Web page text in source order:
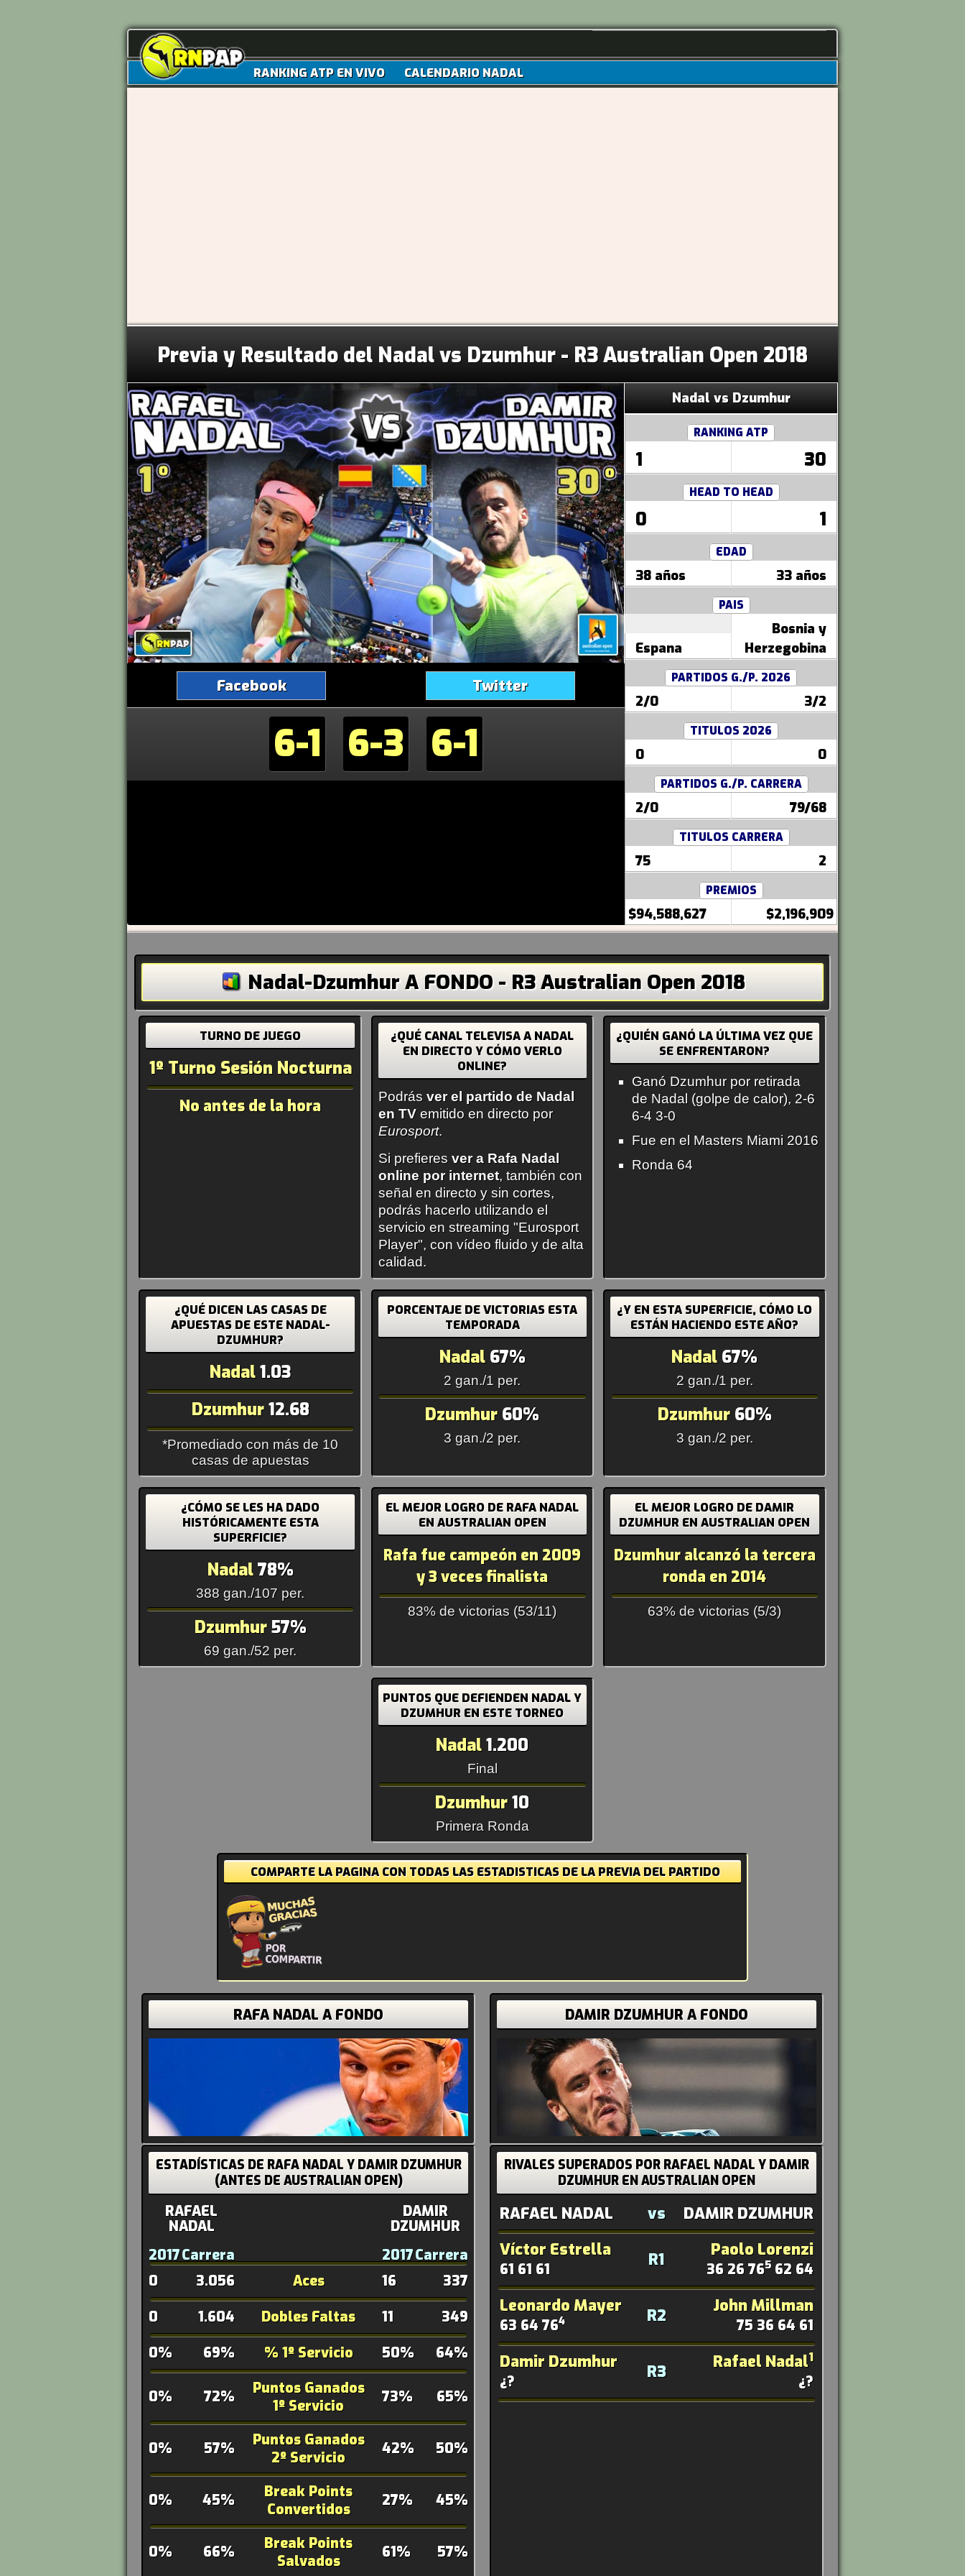
RANKING ATP EN VIVO CALENDARIO NADAL
Previa y Resultado del Nadal vs Dzumhur - R3 Australian Open 2018
Nadal vs Dzumhur
RANKING ATP
1 30
HEAD TO HEAD
0 1
EDAD
38 años 33 años
PAIS
Espana
Bosnia y
Herzegobina
PARTIDOS G./P. 2026
2/0 3/2
TITULOS 2026
0 0
PARTIDOS G./P. CARRERA
2/0 79/68
TITULOS CARRERA
75 2
PREMIOS
$94,588,627 $2,196,909
Facebook Twitter
6-1 6-3 6-1
Nadal-Dzumhur A FONDO - R3 Australian Open 2018
TURNO DE JUEGO
1º Turno Sesión Nocturna
No antes de la hora
¿QUÉ CANAL TELEVISA A NADAL
EN DIRECTO Y CÓMO VERLO
ONLINE?
Podrás ver el partido de Nadal
en TVemitido en directo por
Eurosport.
Si prefieres ver a Rafa Nadal
online por internet, también con
señal en directo y sin cortes,
podrás hacerlo utilizando el
servicio en streaming "Eurosport
Player", con vídeo fluido y de alta
calidad.
¿QUIÉN GANÓ LA ÚLTIMA VEZ QUE
SE ENFRENTARON?
Ganó Dzumhur por retirada
de Nadal (golpe de calor), 2-6
6-4 3-0
Fue en el Masters Miami 2016
Ronda 64
¿QUÉ DICEN LAS CASAS DE
APUESTAS DE ESTE NADAL-
DZUMHUR?
Nadal1.03
Dzumhur12.68
*Promediado con más de 10
casas de apuestas
PORCENTAJE DE VICTORIAS ESTA
TEMPORADA
Nadal 67%
2 gan./1 per.
Dzumhur 60%
3 gan./2 per.
¿Y EN ESTA SUPERFICIE, CÓMO LO
ESTÁN HACIENDO ESTE AÑO?
Nadal 67%
2 gan./1 per.
Dzumhur 60%
3 gan./2 per.
¿CÓMO SE LES HA DADO
HISTÓRICAMENTE ESTA
SUPERFICIE?
Nadal78%
388 gan./107 per.
Dzumhur57%
69 gan./52 per.
EL MEJOR LOGRO DE RAFA NADAL
EN AUSTRALIAN OPEN
Rafa fue campeón en 2009
y 3 veces finalista
83% de victorias (53/11)
EL MEJOR LOGRO DE DAMIR
DZUMHUR EN AUSTRALIAN OPEN
Dzumhur alcanzó la tercera
ronda en 2014
63% de victorias (5/3)
PUNTOS QUE DEFIENDEN NADAL Y
DZUMHUR EN ESTE TORNEO
Nadal1.200
Final
Dzumhur10
Primera Ronda
COMPARTE LA PAGINA CON TODAS LAS ESTADISTICAS DE LA PREVIA DEL PARTIDO
RAFA NADAL A FONDO DAMIR DZUMHUR A FONDO
ESTADÍSTICAS DE RAFA NADAL Y DAMIR DZUMHUR
(ANTES DE AUSTRALIAN OPEN)
RAFAEL
NADAL
DAMIR
DZUMHUR
2017Carrera 2017Carrera
0
3.056 Aces 16
337
0
1.604 Dobles Faltas 11
349
0%
69% % 1º Servicio 50% 64%
0% 72%
Puntos Ganados
1º Servicio
73% 65%
0% 57%
Puntos Ganados
2º Servicio
42% 50%
0% 45%
Break Points
Convertidos
27% 45%
0% 66%
Break Points
Salvados
61% 57%
RIVALES SUPERADOS POR RAFAEL NADAL Y DAMIR
DZUMHUR EN AUSTRALIAN OPEN
RAFAEL NADAL vs
DAMIR DZUMHUR
Víctor Estrella
61 61 61 R1 Paolo Lorenzi
36 26 76562 64
Leonardo Mayer
63 64 764 R2 John Millman
75 36 64 61
Damir Dzumhur
¿? R3 Rafael Nadal1
¿?